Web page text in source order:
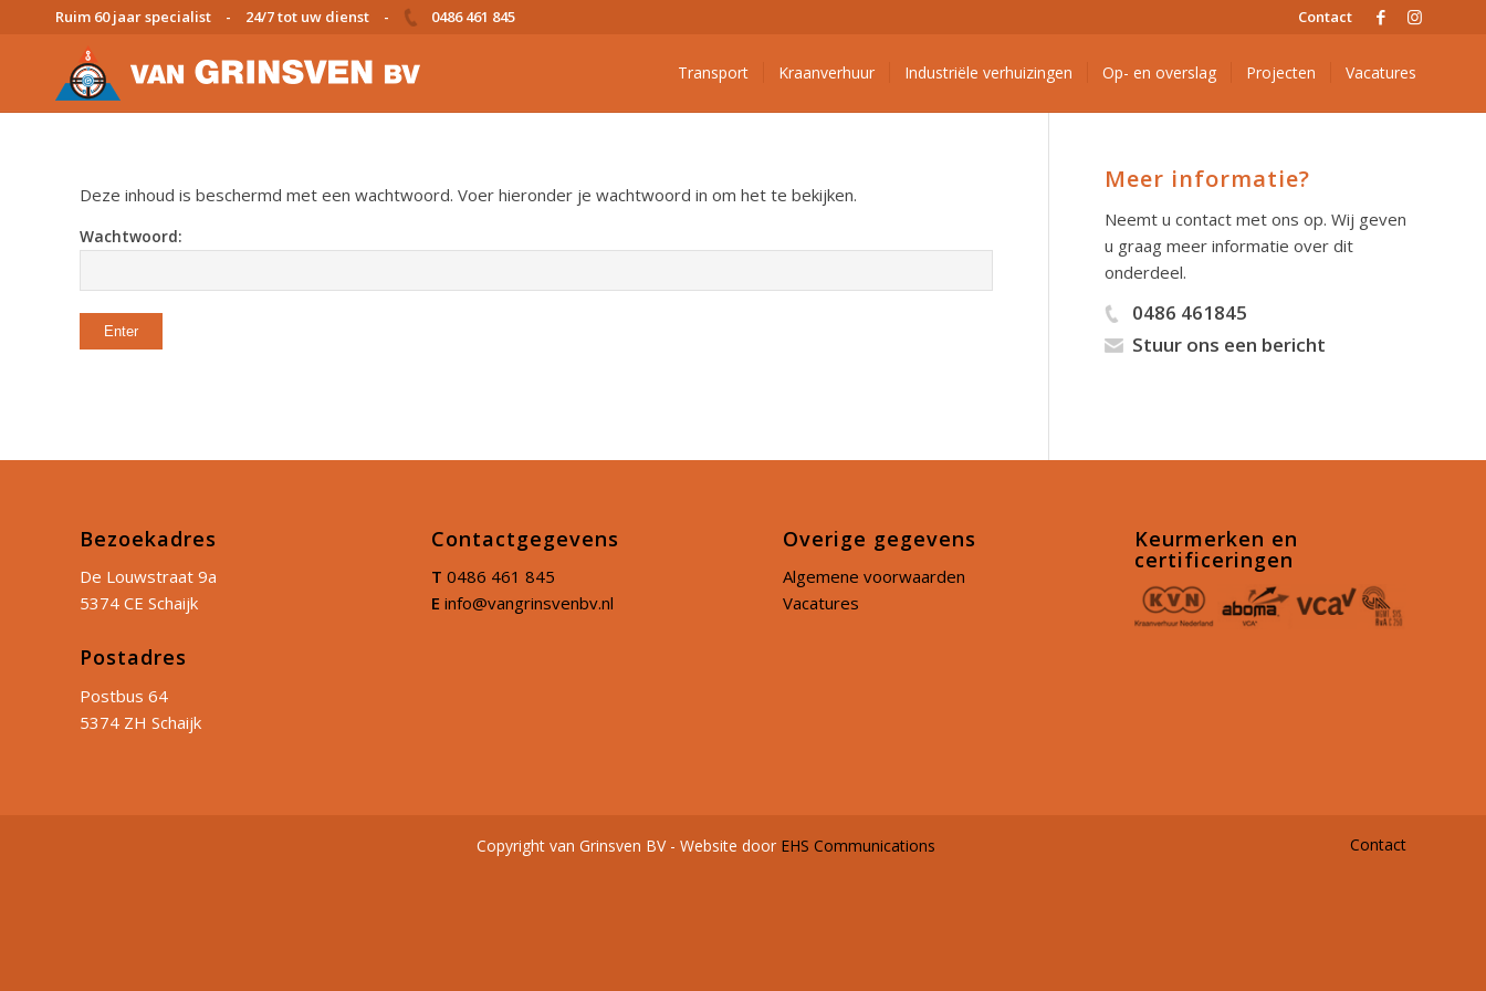
Contact
Ruim 60 jaar specialist - 24/7 tot uw dienst - 0486 461 845
Transport Kraanverhuur Industriële verhuizingen Op- en overslag Projecten Vacatures
Deze inhoud is beschermd met een wachtwoord. Voer hieronder je wachtwoord in om het te bekijken.
Wachtwoord:
Meer informatie?
Neemt u contact met ons op. Wij geven
u graag meer informatie over dit
onderdeel.
0486 461845
Stuur ons een bericht
Bezoekadres
De Louwstraat 9a
5374 CE Schaijk
Postadres
Postbus 64
5374 ZH Schaijk
Contactgegevens
T 0486 461 845
E info@vangrinsvenbv.nl
Overige gegevens
Algemene voorwaarden
Vacatures
Keurmerken en
certificeringen
Copyright van Grinsven BV - Website door EHS Communications Contact